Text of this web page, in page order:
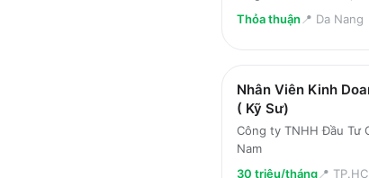
Thỏa thuận 📍 Da Nang
Nhân Viên Kinh
( Kỹ Sư)
Công ty TNHH Đầu Tư
Nam
30 triệu/tháng📍